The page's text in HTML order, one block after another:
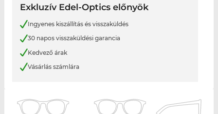
Exkluzív Edel-Optics előnyök
Ingyenes kiszállítás és visszaküldés
30 napos visszaküldési garancia
Kedvező árak
Vásárlás számlára